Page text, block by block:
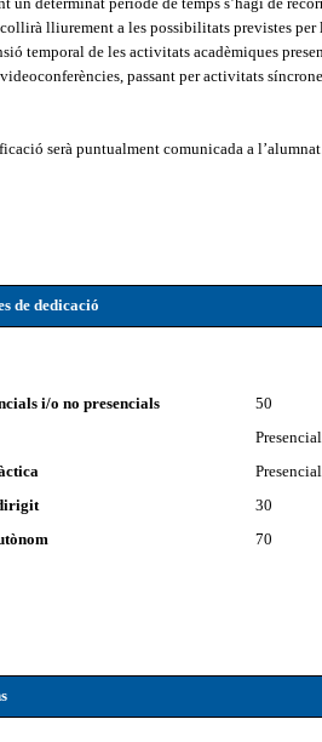
lliurement a les possibilitats previstes
temporal de les activitats acadèmiques
passant per activitats
serà puntualment comunicada a
de dedicació
i/o no presencials
50
Presencial
Presencial
30
70